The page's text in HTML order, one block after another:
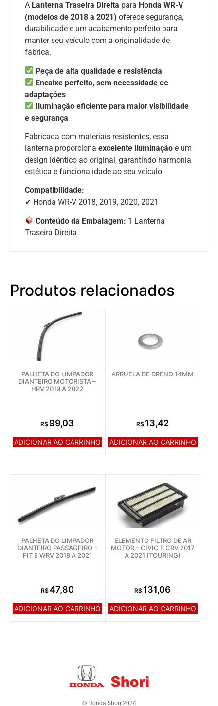
A Lanterna Traseira Direita para Honda WR-V
(modelos de 2018 a 2021) oferece segurança,
durabilidade e um acabamento perfeito para
manter seu veículo com a originalidade de
fábrica.
Peça de alta qualidade e resistência
Encaixe perfeito, sem necessidade de
adaptações
Iluminação eficiente para maior visibilidade
e segurança
Fabricada com materiais resistentes, essa
lanterna proporciona excelente iluminação e um
design idêntico ao original, garantindo harmonia
estética e funcionalidade ao seu veículo.
Compatibilidade:
✔ Honda WR-V 2018, 2019, 2020, 2021
Conteúdo da Embalagem: 1 Lanterna
Traseira Direita
Produtos relacionados
PALHETA DO LIMPADOR
DIANTEIRO MOTORISTA –
HRV 2019 A 2022
R$ 99,03
ADICIONAR AO CARRINHO
ARRUELA DE DRENO 14MM
R$ 13,42
ADICIONAR AO CARRINHO
PALHETA DO LIMPADOR
DIANTEIRO PASSAGEIRO –
FIT E WRV 2018 A 2021
R$ 47,80
ADICIONAR AO CARRINHO
ELEMENTO FILTRO DE AR
MOTOR – CIVIC E CRV 2017
A 2021 (TOURING)
R$ 131,06
ADICIONAR AO CARRINHO
© Honda Shori 2024